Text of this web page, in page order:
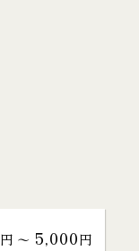
円 〜 5,000円